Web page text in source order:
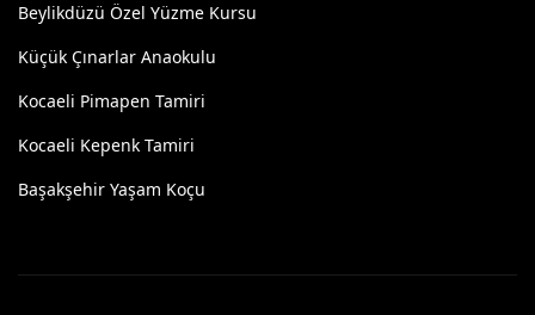
Beylikdüzü Özel Yüzme Kursu
Küçük Çınarlar Anaokulu
Kocaeli Pimapen Tamiri
Kocaeli Kepenk Tamiri
Başakşehir Yaşam Koçu